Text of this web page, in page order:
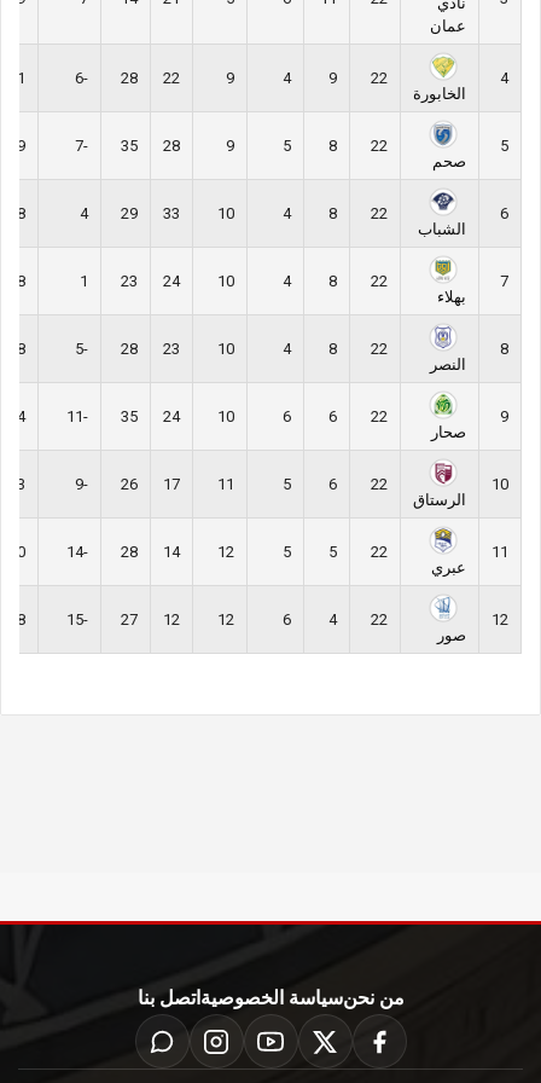
عمان
4
الخابورة
22
9
4
9
22
28
-6
31
5
صحم
22
8
5
9
28
35
-7
29
6
الشباب
22
8
4
10
33
29
4
28
7
بهلاء
22
8
4
10
24
23
1
28
8
النصر
22
8
4
10
23
28
-5
28
9
صحار
22
6
6
10
24
35
-11
24
10
الرستاق
22
6
5
11
17
26
-9
23
11
عبري
22
5
5
12
14
28
-14
20
12
صور
22
4
6
12
12
27
-15
18
من نحنسياسة الخصوصية اتصل بنا